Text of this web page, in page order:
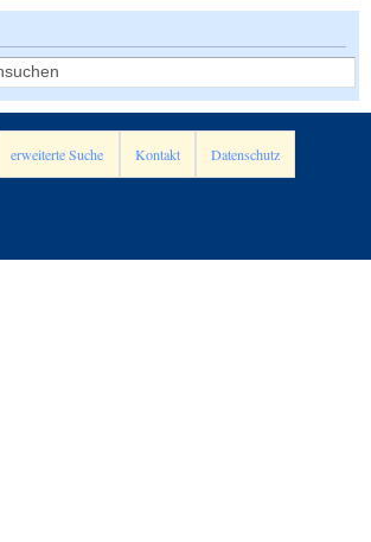
erweiterte Suche Kontakt Datenschutz